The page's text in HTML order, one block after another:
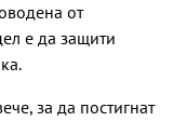
от
е да защити
за да постигнат